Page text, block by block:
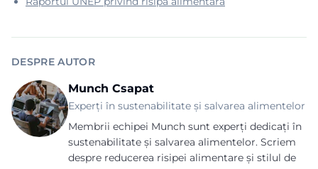
DESPRE AUTOR
Munch Csapat
Experți în sustenabilitate și salvarea alimentelor
Membrii echipei Munch sunt experți dedicați în
sustenabilitate și salvarea alimentelor. Scriem
despre reducerea risipei alimentare și stilul de